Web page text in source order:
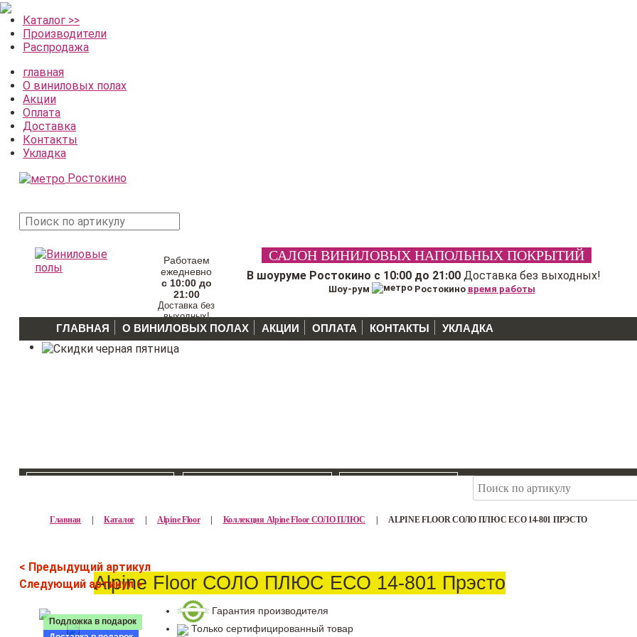
Каталог >>
Производители
Распродажа
главная
О виниловых полах
Акции
Оплата
Доставка
Контакты
Укладка
Ростокино
товара
Работаем
ежедневно
с 10:00 до
21:00
Доставка без
выходных!
САЛОН ВИНИЛОВЫХ НАПОЛЬНЫХ ПОКРЫТИЙ
В шоуруме Ростокино с 10:00 до 21:00 Доставка без выходных!
Шоу-рум Ростокино время работы
ГЛАВНАЯ О ВИНИЛОВЫХ ПОЛАХ АКЦИИ ОПЛАТА КОНТАКТЫ УКЛАДКА
Главная Каталог Alpine Floor Коллекция Alpine Floor СОЛО ПЛЮС ALPINE FLOOR СОЛО ПЛЮС ЕСО 14-801 ПРЭСТО
< Предыдущий артикул
Следующий артикул >Alpine Floor СОЛО ПЛЮС ЕСО 14-801 Прэсто
Подложка в подарок
Гарантия производителя
Только сертифицированный товар